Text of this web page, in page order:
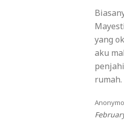
yang
aku
rumah.